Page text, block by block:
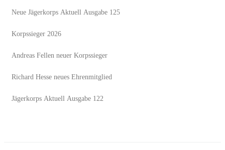
Neue Jägerkorps Aktuell Ausgabe 125
Korpssieger 2026
Andreas Fellen neuer Korpssieger
Richard Hesse neues Ehrenmitglied
Jägerkorps Aktuell Ausgabe 122